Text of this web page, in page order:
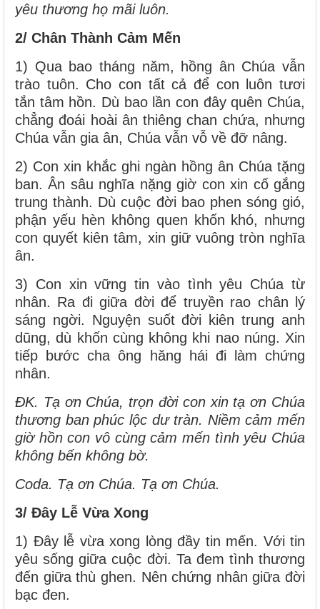
yêu thương họ mãi luôn.
2/ Chân Thành Cảm Mến
1) Qua bao tháng năm, hồng ân Chúa vẫn
trào tuôn. Cho con tất cả để con luôn tươi
tắn tâm hồn. Dù bao lần con đây quên Chúa,
chẳng đoái hoài ân thiêng chan chứa, nhưng
Chúa vẫn gia ân, Chúa vẫn vỗ về đỡ nâng.
2) Con xin khắc ghi ngàn hồng ân Chúa tặng
ban. Ân sâu nghĩa nặng giờ con xin cố gắng
trung thành. Dù cuộc đời bao phen sóng gió,
phận yếu hèn không quen khốn khó, nhưng
con quyết kiên tâm, xin giữ vuông tròn nghĩa
ân.
3) Con xin vững tin vào tình yêu Chúa từ
nhân. Ra đi giữa đời để truyền rao chân lý
sáng ngời. Nguyện suốt đời kiên trung anh
dũng, dù khốn cùng không khi nao núng. Xin
tiếp bước cha ông hăng hái đi làm chứng
nhân.
ĐK. Tạ ơn Chúa, trọn đời con xin tạ ơn Chúa
thương ban phúc lộc dư tràn. Niềm cảm mến
giờ hồn con vô cùng cảm mến tình yêu Chúa
không bến không bờ.
Coda. Tạ ơn Chúa. Tạ ơn Chúa.
3/ Đây Lễ Vừa Xong
1) Đây lễ vừa xong lòng đầy tin mến. Với tin
yêu sống giữa cuộc đời. Ta đem tình thương
đến giữa thù ghen. Nên chứng nhân giữa đời
bạc đen.